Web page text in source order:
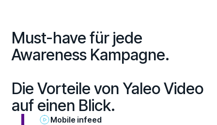
Must-have für jede
Awareness Kampagne.
Die Vorteile von Yaleo Video
auf einen Blick.
Mobile infeed